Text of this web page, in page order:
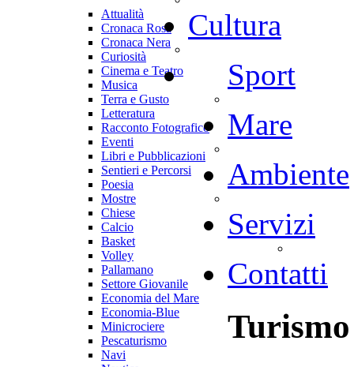
Attualità
Cronaca Rosa
Cronaca Nera
Curiosità
Cultura
Cinema e Teatro
Musica
Terra e Gusto
Letteratura
Racconto Fotografico
Eventi
Libri e Pubblicazioni
Sentieri e Percorsi
Poesia
Mostre
Chiese
Sport
Calcio
Basket
Volley
Pallamano
Settore Giovanile
Mare
Economia del Mare
Economia-Blue
Minicrociere
Pescaturismo
Navi
Ambiente
Servizi
Contatti